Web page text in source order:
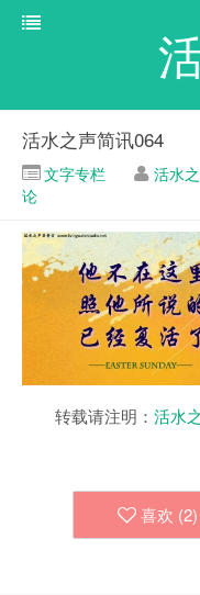
活水之声简讯064
文字专栏 活水
论
转载请注明： 活水
喜欢 (2)